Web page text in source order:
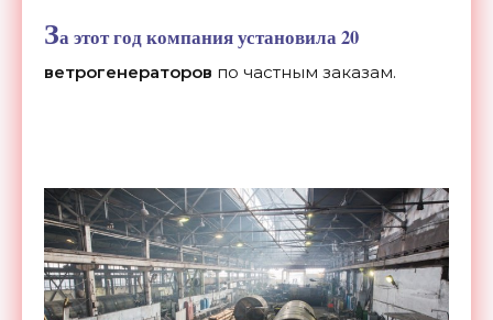
За этот год компания установила20
ветрогенераторов по частным заказам.